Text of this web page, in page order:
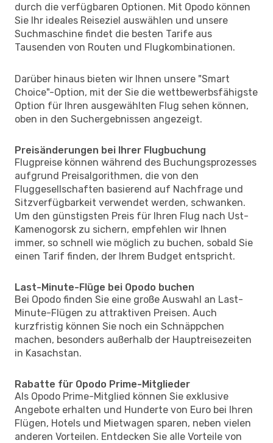
durch die verfügbaren Optionen. Mit Opodo können
Sie Ihr ideales Reiseziel auswählen und unsere
Suchmaschine findet die besten Tarife aus
Tausenden von Routen und Flugkombinationen.
Darüber hinaus bieten wir Ihnen unsere "Smart
Choice"-Option, mit der Sie die wettbewerbsfähigste
Option für Ihren ausgewählten Flug sehen können,
oben in den Suchergebnissen angezeigt.
Preisänderungen bei Ihrer Flugbuchung
Flugpreise können während des Buchungsprozesses
aufgrund Preisalgorithmen, die von den
Fluggesellschaften basierend auf Nachfrage und
Sitzverfügbarkeit verwendet werden, schwanken.
Um den günstigsten Preis für Ihren Flug nach Ust-
Kamenogorsk zu sichern, empfehlen wir Ihnen
immer, so schnell wie möglich zu buchen, sobald Sie
einen Tarif finden, der Ihrem Budget entspricht.
Last-Minute-Flüge bei Opodo buchen
Bei Opodo finden Sie eine große Auswahl an Last-
Minute-Flügen zu attraktiven Preisen. Auch
kurzfristig können Sie noch ein Schnäppchen
machen, besonders außerhalb der Hauptreisezeiten
in Kasachstan.
Rabatte für Opodo Prime-Mitglieder
Als Opodo Prime-Mitglied können Sie exklusive
Angebote erhalten und Hunderte von Euro bei Ihren
Flügen, Hotels und Mietwagen sparen, neben vielen
anderen Vorteilen. Entdecken Sie alle Vorteile von